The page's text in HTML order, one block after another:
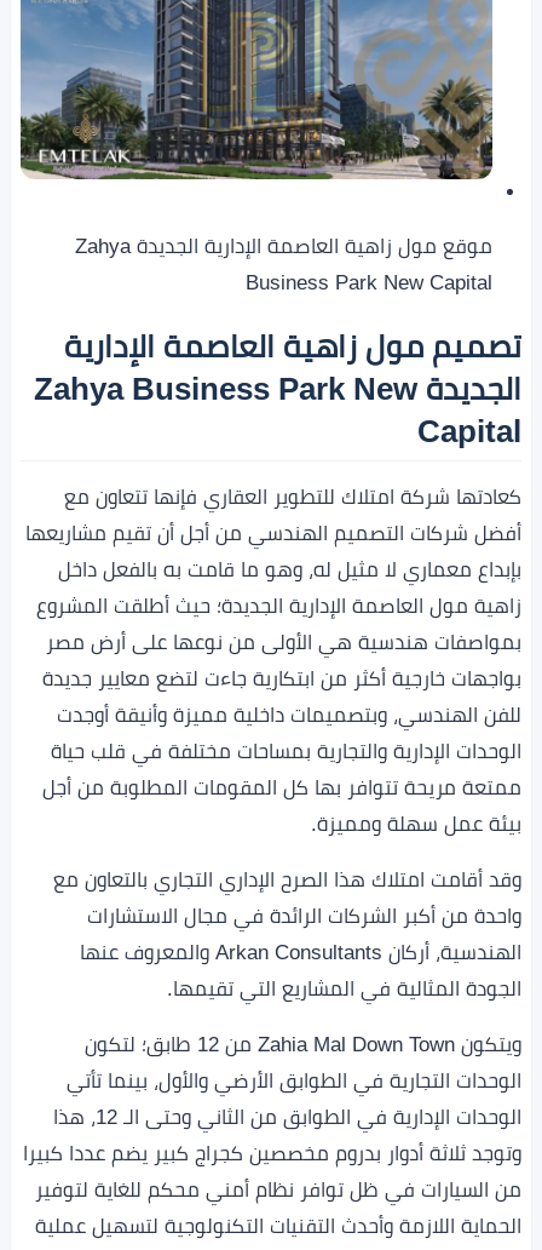
موقع مول زاهية العاصمة الإدارية الجديدة Zahya
Business Park New Capital
تصميم مول زاهية العاصمة الإدارية
الجديدة Zahya Business Park New
Capital
كعادتها شركة امتلاك للتطوير العقاري فإنها تتعاون مع
أفضل شركات التصميم الهندسي من أجل أن تقيم مشاريعها
بإبداع معماري لا مثيل له، وهو ما قامت به بالفعل داخل
زاهية مول العاصمة الإدارية الجديدة؛ حيث أطلقت المشروع
بمواصفات هندسية هي الأولى من نوعها على أرض مصر
بواجهات خارجية أكثر من ابتكارية جاءت لتضع معايير جديدة
للفن الهندسي، وبتصميمات داخلية مميزة وأنيقة أوجدت
الوحدات الإدارية والتجارية بمساحات مختلفة في قلب حياة
ممتعة مريحة تتوافر بها كل المقومات المطلوبة من أجل
بيئة عمل سهلة ومميزة.
وقد أقامت امتلاك هذا الصرح الإداري التجاري بالتعاون مع
واحدة من أكبر الشركات الرائدة في مجال الاستشارات
الهندسية، أركان Arkan Consultants والمعروف عنها
الجودة المثالية في المشاريع التي تقيمها.
ويتكون Zahia Mal Down Town من 12 طابق؛ لتكون
الوحدات التجارية في الطوابق الأرضي والأول، بينما تأتي
الوحدات الإدارية في الطوابق من الثاني وحتى الـ 12، هذا
وتوجد ثلاثة أدوار بدروم مخصصين كجراج كبير يضم عددا كبيرا
من السيارات في ظل توافر نظام أمني محكم للغاية لتوفير
الحماية اللازمة وأحدث التقنيات التكنولوجية لتسهيل عملية